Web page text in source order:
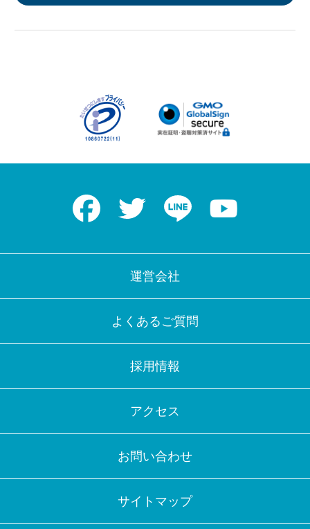
Facebook Twitter LINE
運営会社
よくあるご質問
採用情報
アクセス
お問い合わせ
サイトマップ